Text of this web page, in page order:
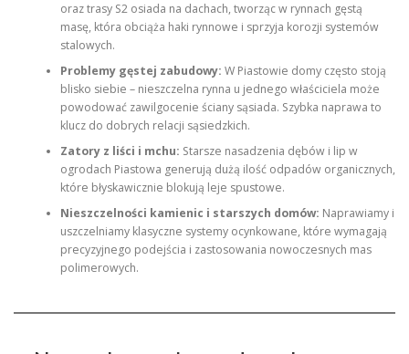
oraz trasy S2 osiada na dachach, tworząc w rynnach gęstą
masę, która obciąża haki rynnowe i sprzyja korozji systemów
stalowych.
Problemy gęstej zabudowy: W Piastowie domy często stoją
blisko siebie – nieszczelna rynna u jednego właściciela może
powodować zawilgocenie ściany sąsiada. Szybka naprawa to
klucz do dobrych relacji sąsiedzkich.
Zatory z liści i mchu: Starsze nasadzenia dębów i lip w
ogrodach Piastowa generują dużą ilość odpadów organicznych,
które błyskawicznie blokują leje spustowe.
Nieszczelności kamienic i starszych domów: Naprawiamy i
uszczelniamy klasyczne systemy ocynkowane, które wymagają
precyzyjnego podejścia i zastosowania nowoczesnych mas
polimerowych.